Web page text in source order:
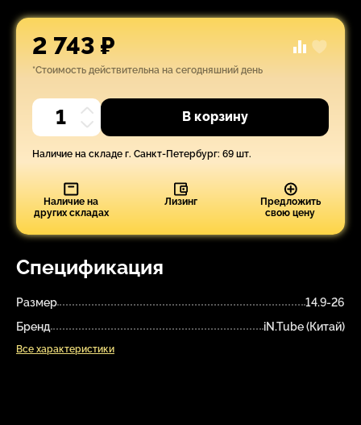
Спецификация
Размер
14.9-26
Бренд
iN.Tube (Китай)
Все характеристики
2 743 ₽
*Стоимость действительна на сегодняшний день
В корзину
Наличие на складе г. Санкт-Петербург: 69 шт.
Наличие на
других складах
Лизинг
Предложить
свою цену